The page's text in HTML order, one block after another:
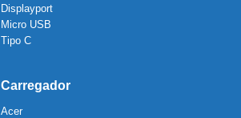
Displayport
Micro USB
Tipo C
Carregador
Acer